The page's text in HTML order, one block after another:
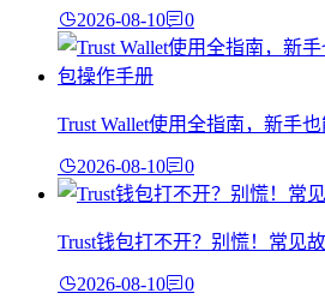
2026-08-10 0
Trust Wallet使用全指南，新手
2026-08-10 0
Trust钱包打不开？别慌！常见
2026-08-10 0